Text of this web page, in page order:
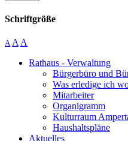
Schriftgröße
A A A
Rathaus - Verwaltung
Bürgerbüro und
Was erledige ich
Mitarbeiter
Organigramm
Kulturraum
Haushaltspläne
Aktuelles